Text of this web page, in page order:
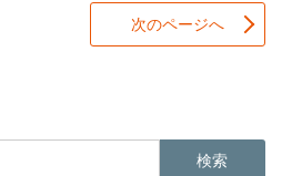
次のページへ
検索